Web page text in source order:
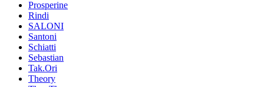
Prosperine
Rindi
SALONI
Santoni
Schiatti
Sebastian
Tak.Ori
Theory